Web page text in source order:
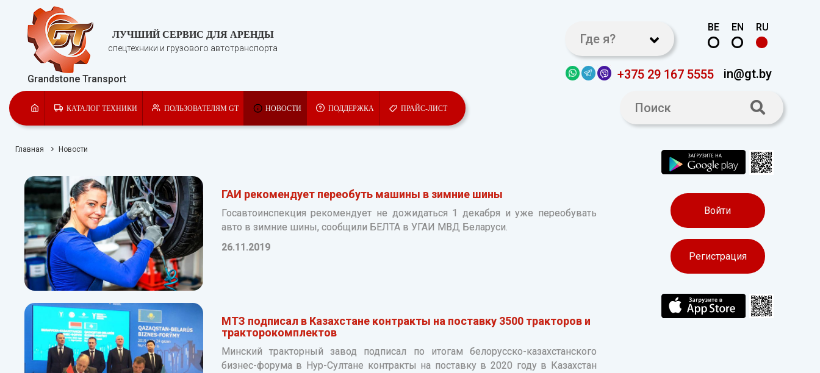
ЛУЧШИЙ СЕРВИС ДЛЯ АРЕНДЫ
спецтехники и грузового автотранспорта
Grandstone Transport
Где я?
RU
EN
BE
+375 29 167 5555 in@gt.by
КАТАЛОГ ТЕХНИКИ ПОЛЬЗОВАТЕЛЯМ GT НОВОСТИ ПОДДЕРЖКА ПРАЙС-ЛИСТ
Главная Новости
ГАИ рекомендует переобуть машины в зимние шины
Госавтоинспекция рекомендует не дожидаться 1 декабря и уже переобувать
авто в зимние шины, сообщили БЕЛТА в УГАИ МВД Беларуси.
26.11.2019
МТЗ подписал в Казахстане контракты на поставку 3500 тракторов и
тракторокомплектов
Минский тракторный завод подписал по итогам белорусско-казахстанского
бизнес-форума в Нур-Султане контракты на поставку в 2020 году в Казахстан
Войти
Регистрация